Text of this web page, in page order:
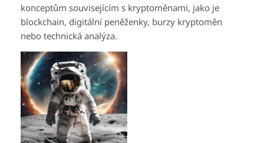
konceptům souvisejícím s kryptoměnami, jako je
blockchain, digitální peněženky, burzy kryptoměn
nebo technická analýza.